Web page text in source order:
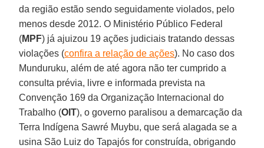
da região estão sendo seguidamente violados, pelo
menos desde 2012. O Ministério Público Federal
(MPF) já ajuizou 19 ações judiciais tratando dessas
violações (confira a relação de ações). No caso dos
Munduruku, além de até agora não ter cumprido a
consulta prévia, livre e informada prevista na
Convenção 169 da Organização Internacional do
Trabalho (OIT), o governo paralisou a demarcação da
Terra Indígena Sawré Muybu, que será alagada se a
usina São Luiz do Tapajós for construída, obrigando